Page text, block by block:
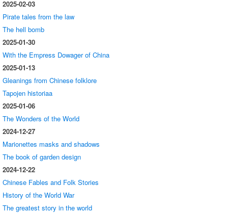
2025-02-03
Pirate tales from the law
The hell bomb
2025-01-30
With the Empress Dowager of China
2025-01-13
Gleanings from Chinese folklore
Tapojen historiaa
2025-01-06
The Wonders of the World
2024-12-27
Marionettes masks and shadows
The book of garden design
2024-12-22
Chinese Fables and Folk Stories
History of the World War
The greatest story in the world